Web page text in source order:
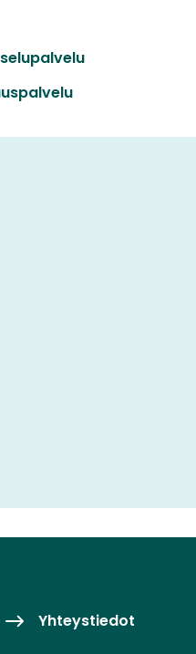
Yhteystiedot